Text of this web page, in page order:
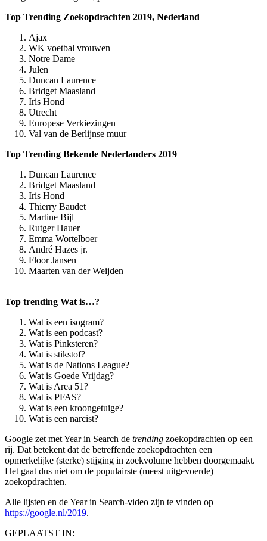
Top Trending Zoekopdrachten 2019, Nederland
Ajax
WK voetbal vrouwen
Notre Dame
Julen
Duncan Laurence
Bridget Maasland
Iris Hond
Utrecht
Europese Verkiezingen
Val van de Berlijnse muur
Top Trending Bekende Nederlanders 2019
Duncan Laurence
Bridget Maasland
Iris Hond
Thierry Baudet
Martine Bijl
Rutger Hauer
Emma Wortelboer
André Hazes jr.
Floor Jansen
Maarten van der Weijden
Top trending Wat is…?
Wat is een isogram?
Wat is een podcast?
Wat is Pinksteren?
Wat is stikstof?
Wat is de Nations League?
Wat is Goede Vrijdag?
Wat is Area 51?
Wat is PFAS?
Wat is een kroongetuige?
Wat is een narcist?
Google zet met Year in Search de trending zoekopdrachten op een
rij. Dat betekent dat de betreffende zoekopdrachten een
opmerkelijke (sterke) stijging in zoekvolume hebben doorgemaakt.
Het gaat dus niet om de populairste (meest uitgevoerde)
zoekopdrachten.
Alle lijsten en de Year in Search-video zijn te vinden op
https://google.nl/2019.
GEPLAATST IN: